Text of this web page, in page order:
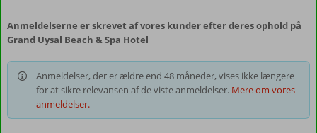
Anmeldelserne er skrevet af vores kunder efter deres ophold på
Grand Uysal Beach & Spa Hotel
Anmeldelser, der er ældre end 48 måneder, vises ikke længere
for at sikre relevansen af de viste anmeldelser. Mere om vores
anmeldelser.